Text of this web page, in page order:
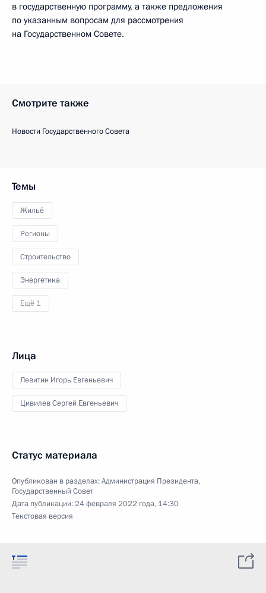
в государственную программу, а также предложения
по указанным вопросам для рассмотрения
на Государственном Совете.
Смотрите также
Новости Государственного Совета
Темы
Жильё
Регионы
Строительство
Энергетика
Ещё 1
Лица
Левитин Игорь Евгеньевич
Цивилев Сергей Евгеньевич
Статус материала
Опубликован в разделах:Администрация Президента,
Государственный Совет
Дата публикации:24 февраля 2022 года, 14:30
Текстовая версия